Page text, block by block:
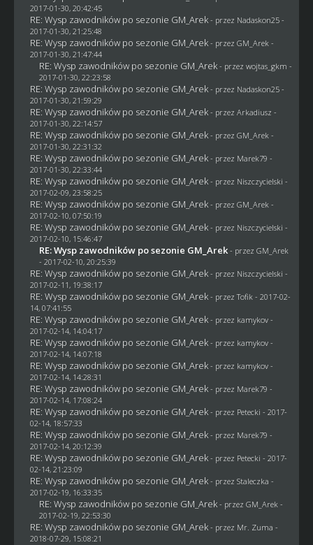
2017-01-30, 20:42:45
RE: Wysp zawodników po sezonie GM_Arek - przez Nadaskon25-
2017-01-30, 21:25:48
RE: Wysp zawodników po sezonie GM_Arek - przez GM_Arek-
2017-01-30, 21:47:44
RE: Wysp zawodników po sezonie GM_Arek - przez wojtas_gkm -
2017-01-30, 22:23:58
RE: Wysp zawodników po sezonie GM_Arek - przez Nadaskon25-
2017-01-30, 21:59:29
RE: Wysp zawodników po sezonie GM_Arek - przez Arkadiusz -
2017-01-30, 22:14:57
RE: Wysp zawodników po sezonie GM_Arek - przez GM_Arek-
2017-01-30, 22:31:32
RE: Wysp zawodników po sezonie GM_Arek - przez Marek79 -
2017-01-30, 22:33:44
RE: Wysp zawodników po sezonie GM_Arek - przez Niszczycielski -
2017-02-09, 23:58:25
RE: Wysp zawodników po sezonie GM_Arek - przez GM_Arek-
2017-02-10, 07:50:19
RE: Wysp zawodników po sezonie GM_Arek - przez Niszczycielski -
2017-02-10, 15:46:47
RE: Wysp zawodników po sezonie GM_Arek - przez GM_Arek
- 2017-02-10, 20:25:39
RE: Wysp zawodników po sezonie GM_Arek - przez Niszczycielski -
2017-02-11, 19:38:17
RE: Wysp zawodników po sezonie GM_Arek - przezTofik- 2017-02-
14, 07:41:55
RE: Wysp zawodników po sezonie GM_Arek - przez kamykov-
2017-02-14, 14:04:17
RE: Wysp zawodników po sezonie GM_Arek - przez kamykov-
2017-02-14, 14:07:18
RE: Wysp zawodników po sezonie GM_Arek - przez kamykov-
2017-02-14, 14:28:31
RE: Wysp zawodników po sezonie GM_Arek - przez Marek79 -
2017-02-14, 17:08:24
RE: Wysp zawodników po sezonie GM_Arek - przez Petecki - 2017-
02-14, 18:57:33
RE: Wysp zawodników po sezonie GM_Arek - przez Marek79 -
2017-02-14, 20:12:39
RE: Wysp zawodników po sezonie GM_Arek - przez Petecki - 2017-
02-14, 21:23:09
RE: Wysp zawodników po sezonie GM_Arek - przez Staleczka -
2017-02-19, 16:33:35
RE: Wysp zawodników po sezonie GM_Arek - przez GM_Arek-
2017-02-19, 22:53:30
RE: Wysp zawodników po sezonie GM_Arek - przez Mr. Zuma -
2018-07-29, 15:08:21